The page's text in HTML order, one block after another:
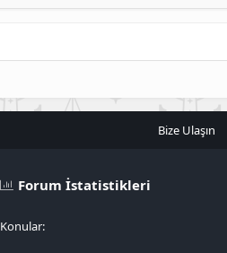
Bize Ulaşın
Forum İstatistikleri
Konular